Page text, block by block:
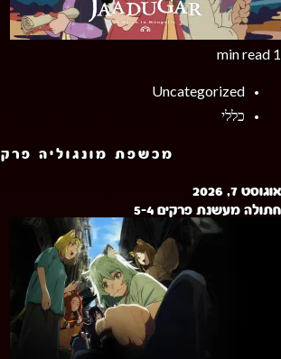
1 min read
Uncategorized
כללי
מכשפת מונגוליה פרק 6
אוגוסט 7, 2026
חתולה מעשנת פרקים 5-4